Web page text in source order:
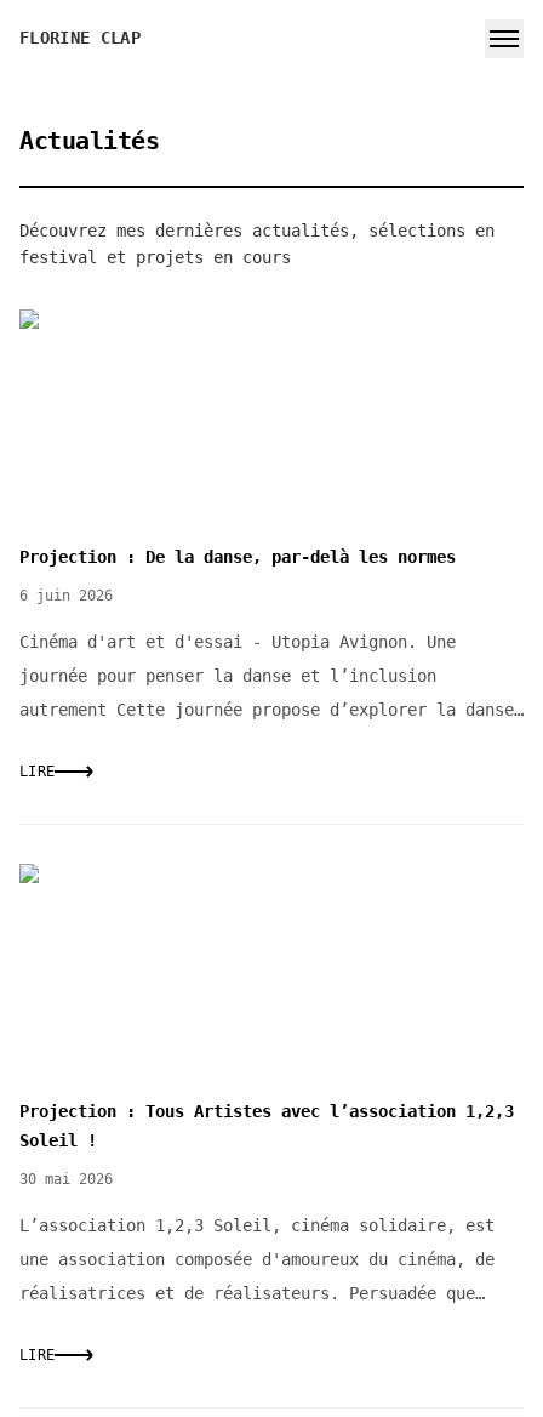
FLORINE CLAP
Actualités
Découvrez mes dernières actualités, sélections en
festival et projets en cours
Projection : De la danse, par-delà les normes
6 juin 2026
Cinéma d'art et d'essai - Utopia Avignon. Une
journée pour penser la danse et l’inclusion
autrement Cette journée propose d’explorer la danse
LIRE
Projection : Tous Artistes avec l’association 1,2,3
Soleil !
30 mai 2026
L’association 1,2,3 Soleil, cinéma solidaire, est
une association composée d'amoureux du cinéma, de
réalisatrices et de réalisateurs. Persuadée que
LIRE